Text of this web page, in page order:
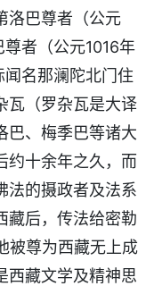
洛巴尊者（公元
者（公元1016年
名那澜陀北门住
瓦（罗杂瓦是大译
巴、梅季巴等诸大
约十余年之久，而
法的摄政者及法系
藏后，传法给密勒
被尊为西藏无上成
西藏文学及精神思